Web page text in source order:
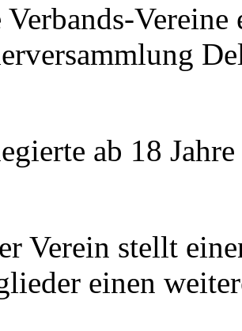
Vereine
ab 18
Verein stellt
einen